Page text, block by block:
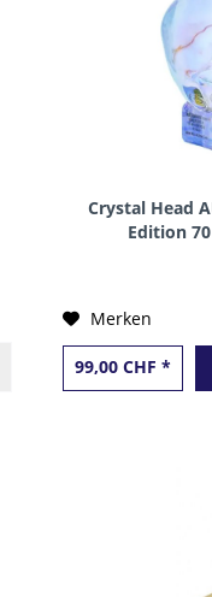
Crystal Head
Edition
Merken
99,00 CHF *